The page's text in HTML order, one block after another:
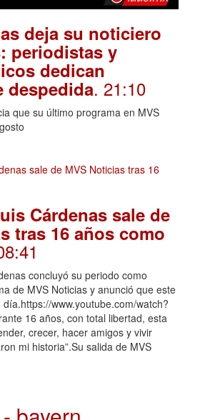
deja su noticiero
periodistas y
dedican
despedida. 21:10
que su último programa en MVS
Cárdenas sale de
tras 16 años como
concluyó su periodo como
de MVS Noticias y anunció que este
www.youtube.com/watch?
16 años, con total libertad, esta
crecer, hacer amigos y vivir
mi historia”.Su salida de MVS